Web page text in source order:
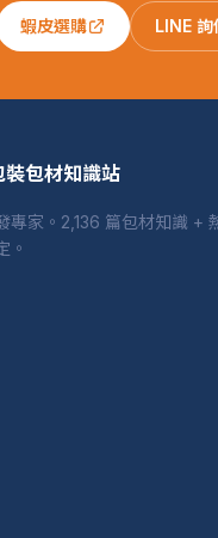
蝦皮選購 LINE 詢
包材知識站
專家。2,136 篇包材知識 +
。